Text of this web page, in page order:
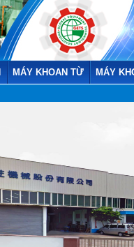
MÁY KHOAN TỪ MÁY